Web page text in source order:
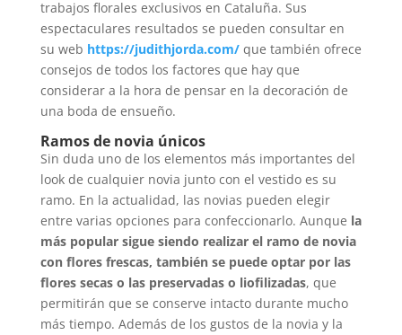
trabajos florales exclusivos en Cataluña. Sus
espectaculares resultados se pueden consultar en
su web https://judithjorda.com/ que también ofrece
consejos de todos los factores que hay que
considerar a la hora de pensar en la decoración de
una boda de ensueño.
Ramos de novia únicos
Sin duda uno de los elementos más importantes del
look de cualquier novia junto con el vestido es su
ramo. En la actualidad, las novias pueden elegir
entre varias opciones para confeccionarlo. Aunque la
más popular sigue siendo realizar el ramo de novia
con flores frescas, también se puede optar por las
flores secas o las preservadas o liofilizadas, que
permitirán que se conserve intacto durante mucho
más tiempo. Además de los gustos de la novia y la